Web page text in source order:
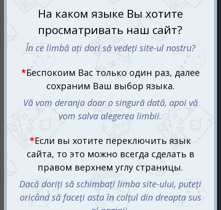
Создатели игры черпали вдохновение из своих
собственных воспоминаний, добавляя щепотку магии
и приключений.Вас ждут увлекательные сценарии, где
каждый участник сможет проявить свою креативность